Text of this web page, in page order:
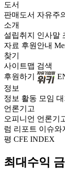
도서
판매도서 자유주
소개
설립취지 인사말
자료 후원안내
찾기
사이트맵 검색
후원하기
정보
정보 활동 모임 대
언론기고
오피니언 언론기
럼 리포트 이슈와
평 CFE INDEX
최대수익